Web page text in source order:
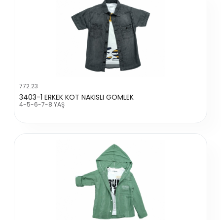
772.23
3403-1 ERKEK KOT NAKISLI GOMLEK
4-5-6-7-8 YAŞ